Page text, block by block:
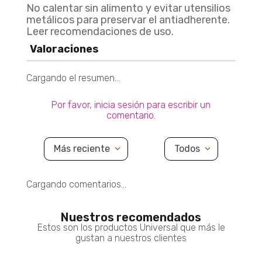
18% De Descuento
$ 400.900 $ 280.630
30% De Descuento
Agregar
No calentar sin alimento y evitar utensilios
metálicos para preservar el antiadherente.
Leer recomendaciones de uso.
Valoraciones
Cargando el resumen…
Por favor, inicia sesión para escribir un
comentario.
Más reciente Todos
Cargando comentarios…
Nuestros recomendados
Estos son los productos Universal que más le
gustan a nuestros clientes